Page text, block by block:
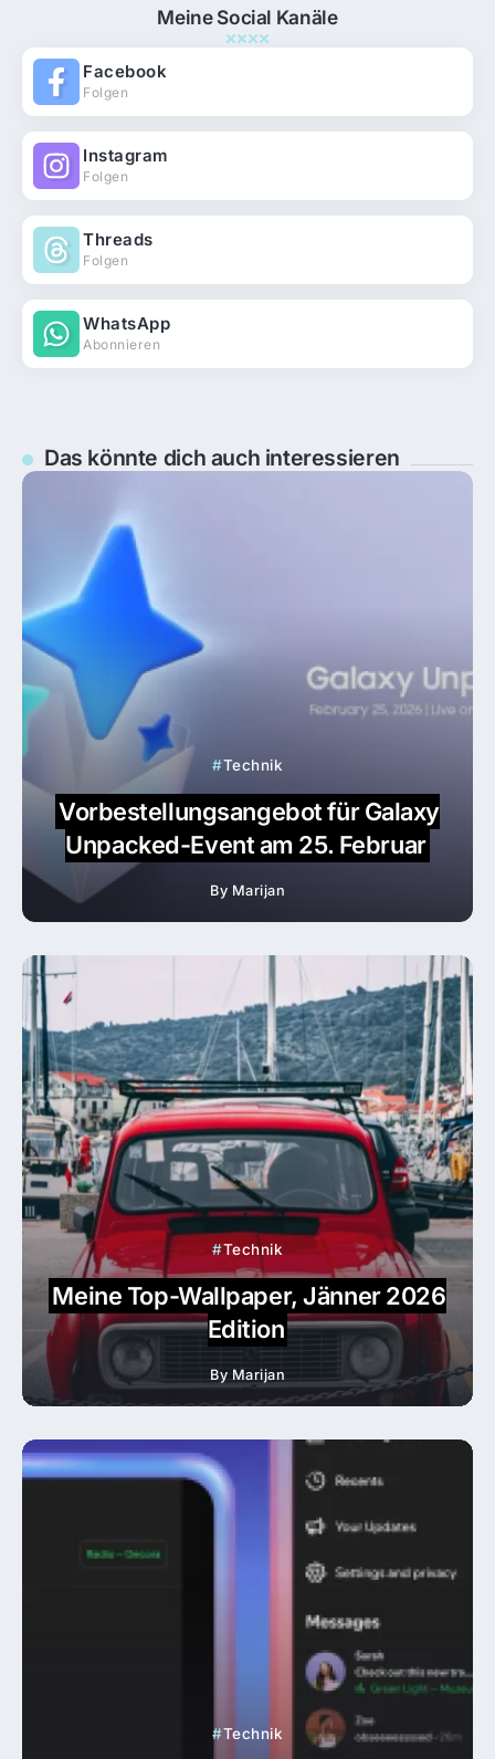
Meine Social Kanäle
Facebook
Folgen
Instagram
Folgen
Threads
Folgen
WhatsApp
Abonnieren
Das könnte dich auch interessieren
Technik
Vorbestellungsangebot für Galaxy
Unpacked-Event am 25. Februar
By Marijan
Technik
Meine Top-Wallpaper, Jänner 2026
Edition
By Marijan
Technik